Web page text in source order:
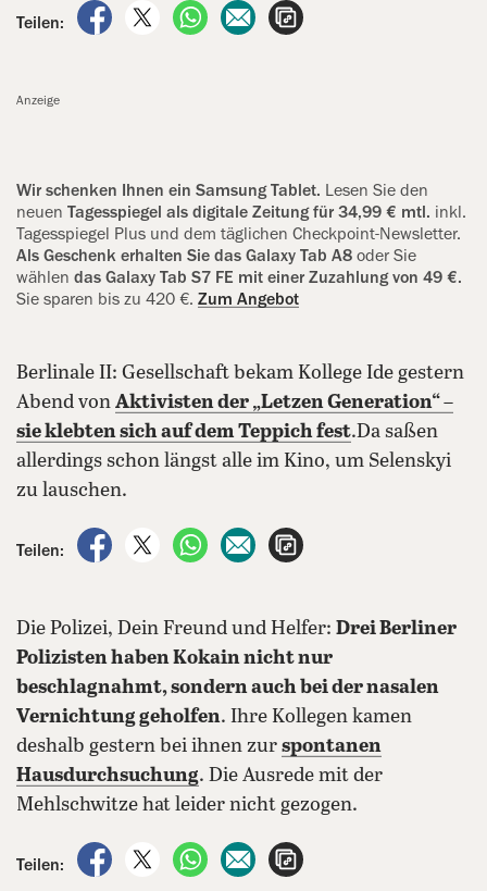
Teilen:
auf Facebook teilen
auf X teilenper WhatsApp teilen
per E-Mail teilen
Anzeige
Wir schenken Ihnen ein Samsung Tablet. Lesen Sie den
neuen Tagesspiegel als digitale Zeitung für 34,99 € mtl. inkl.
Tagesspiegel Plus und dem täglichen Checkpoint-Newsletter.
Als Geschenk erhalten Sie das Galaxy Tab A8 oder Sie
wählen das Galaxy Tab S7 FE mit einer Zuzahlung von 49 €.
Sie sparen bis zu 420 €. Zum Angebot
Berlinale II: Gesellschaft bekam Kollege Ide gestern
Abend von Aktivisten der „Letzen Generation“ –
sie klebten sich auf dem Teppich fest.Da saßen
allerdings schon längst alle im Kino, um Selenskyi
zu lauschen.
Teilen:
auf Facebook teilen
auf X teilenper WhatsApp teilen
per E-Mail teilen
Die Polizei, Dein Freund und Helfer: Drei Berliner
Polizisten haben Kokain nicht nur
beschlagnahmt, sondern auch bei der nasalen
Vernichtung geholfen. Ihre Kollegen kamen
deshalb gestern bei ihnen zur spontanen
Hausdurchsuchung. Die Ausrede mit der
Mehlschwitze hat leider nicht gezogen.
Teilen:
auf Facebook teilen
auf X teilenper WhatsApp teilen
per E-Mail teilen